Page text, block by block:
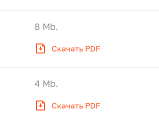
Скачать PDF
8 Mb.
Скачать PDF
4 Mb.